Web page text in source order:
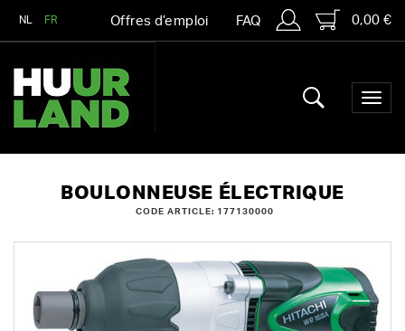
NL FR Offres d’emploi FAQ 0,00 €
BOULONNEUSE ÉLECTRIQUE
CODE ARTICLE: 177130000